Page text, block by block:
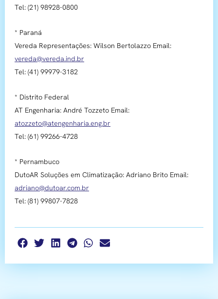
Tel: (21) 98928-0800
* Paraná
Vereda Representações: Wilson Bertolazzo Email:
vereda@vereda.ind.br
Tel: (41) 99979-3182
* Distrito Federal
AT Engenharia: André Tozzeto Email:
atozzeto@atengenharia.eng.br
Tel: (61) 99266-4728
* Pernambuco
DutoAR Soluções em Climatização: Adriano Brito Email:
adriano@dutoar.com.br
Tel: (81) 99807-7828